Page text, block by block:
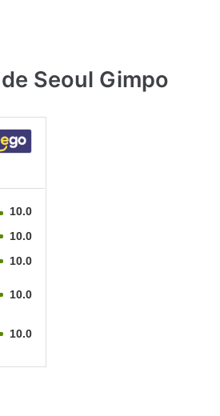
Seoul Gimpo
10.0
10.0
10.0
10.0
10.0